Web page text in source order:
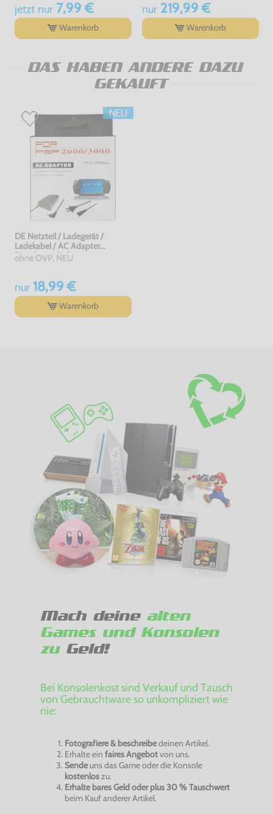
jetzt nur7,99 €
Warenkorb
nur219,99 €
Warenkorb
DAS HABEN ANDERE DAZU
GEKAUFT
DE Netzteil / Ladegerät /
Ladekabel / AC Adapter
[Dritthersteller]
ohne OVP, NEU
nur18,99 €
Warenkorb
Mach deine alten
Games und Konsolen
zuGeld!
Bei Konsolenkost sind Verkauf und Tausch
von Gebrauchtware so unkompliziert wie
nie:
Fotografiere & beschreibedeinen Artikel.
Erhalte ein faires Angebotvon uns.
Sendeuns das Game oder die Konsole
kostenloszu.
Erhalte bares Geld oder plus 30 % Tauschwert
beim Kauf anderer Artikel.